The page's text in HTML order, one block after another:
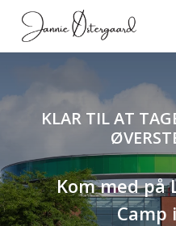
main
KLAR TIL AT
Kom med på
Camp